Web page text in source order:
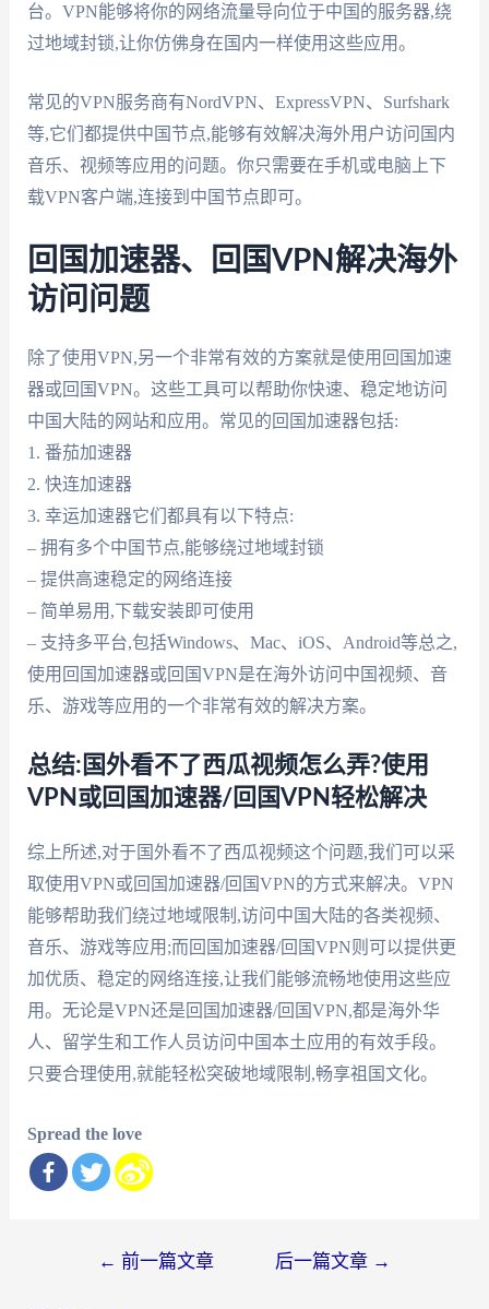
台。VPN能够将你的网络流量导向位于中国的服务器,绕
过地域封锁,让你仿佛身在国内一样使用这些应用。
常见的VPN服务商有NordVPN、ExpressVPN、Surfshark
等,它们都提供中国节点,能够有效解决海外用户访问国内
音乐、视频等应用的问题。你只需要在手机或电脑上下
载VPN客户端,连接到中国节点即可。
回国加速器、回国VPN解决海外
访问问题
除了使用VPN,另一个非常有效的方案就是使用回国加速
器或回国VPN。这些工具可以帮助你快速、稳定地访问
中国大陆的网站和应用。常见的回国加速器包括:
1. 番茄加速器
2. 快连加速器
3. 幸运加速器它们都具有以下特点:
– 拥有多个中国节点,能够绕过地域封锁
– 提供高速稳定的网络连接
– 简单易用,下载安装即可使用
– 支持多平台,包括Windows、Mac、iOS、Android等总之,
使用回国加速器或回国VPN是在海外访问中国视频、音
乐、游戏等应用的一个非常有效的解决方案。
总结:国外看不了西瓜视频怎么弄?使用
VPN或回国加速器/回国VPN轻松解决
综上所述,对于国外看不了西瓜视频这个问题,我们可以采
取使用VPN或回国加速器/回国VPN的方式来解决。VPN
能够帮助我们绕过地域限制,访问中国大陆的各类视频、
音乐、游戏等应用;而回国加速器/回国VPN则可以提供更
加优质、稳定的网络连接,让我们能够流畅地使用这些应
用。无论是VPN还是回国加速器/回国VPN,都是海外华
人、留学生和工作人员访问中国本土应用的有效手段。
只要合理使用,就能轻松突破地域限制,畅享祖国文化。
Spread the love
← 前一篇文章 后一篇文章 →